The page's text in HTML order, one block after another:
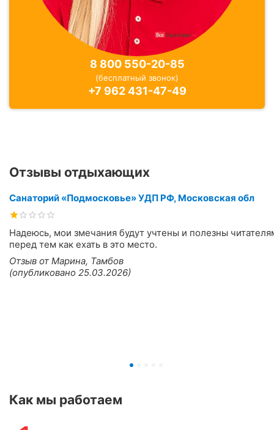
8 800 550-20-85
(бесплатный звонок)
+7 962 431-47-49
Отзывы отдыхающих
Санаторий «Подмосковье» УДП РФ, Московская обл
Надеюсь, мои змечания будут учтены и полезны
перед тем как ехать в это место.
Отзыв от Марина, Тамбов
(опубликовано 25.03.2026)
Как мы работаем